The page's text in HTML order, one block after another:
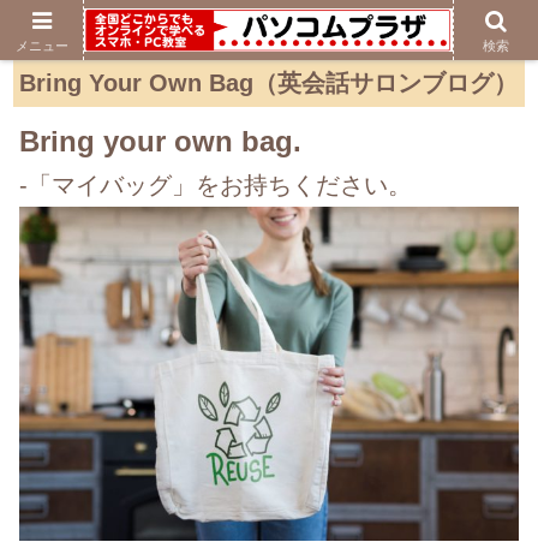
Bring Your Own Bag（英会話サロンブログ）
Bring your own bag.
-「マイバッグ」をお持ちください。
メニュー 検索